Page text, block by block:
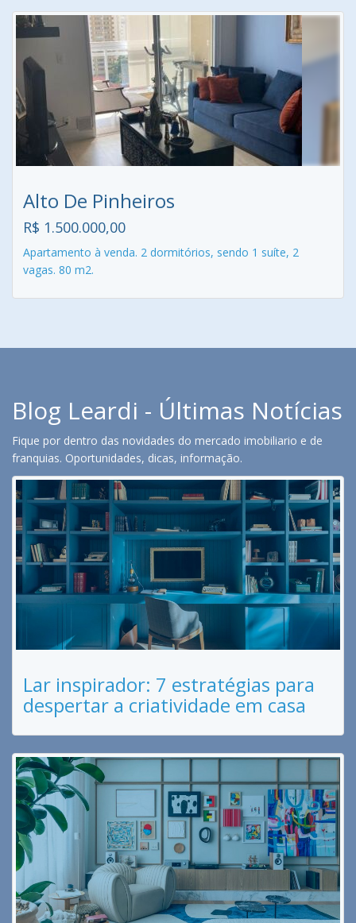
Alto De Pinheiros
R$ 1.500.000,00
Apartamento à venda. 2 dormitórios, sendo 1 suíte, 2
vagas. 80 m2.
Blog Leardi - Últimas Notícias
Fique por dentro das novidades do mercado imobiliario e de
franquias. Oportunidades, dicas, informação.
Lar inspirador: 7 estratégias para
despertar a criatividade em casa